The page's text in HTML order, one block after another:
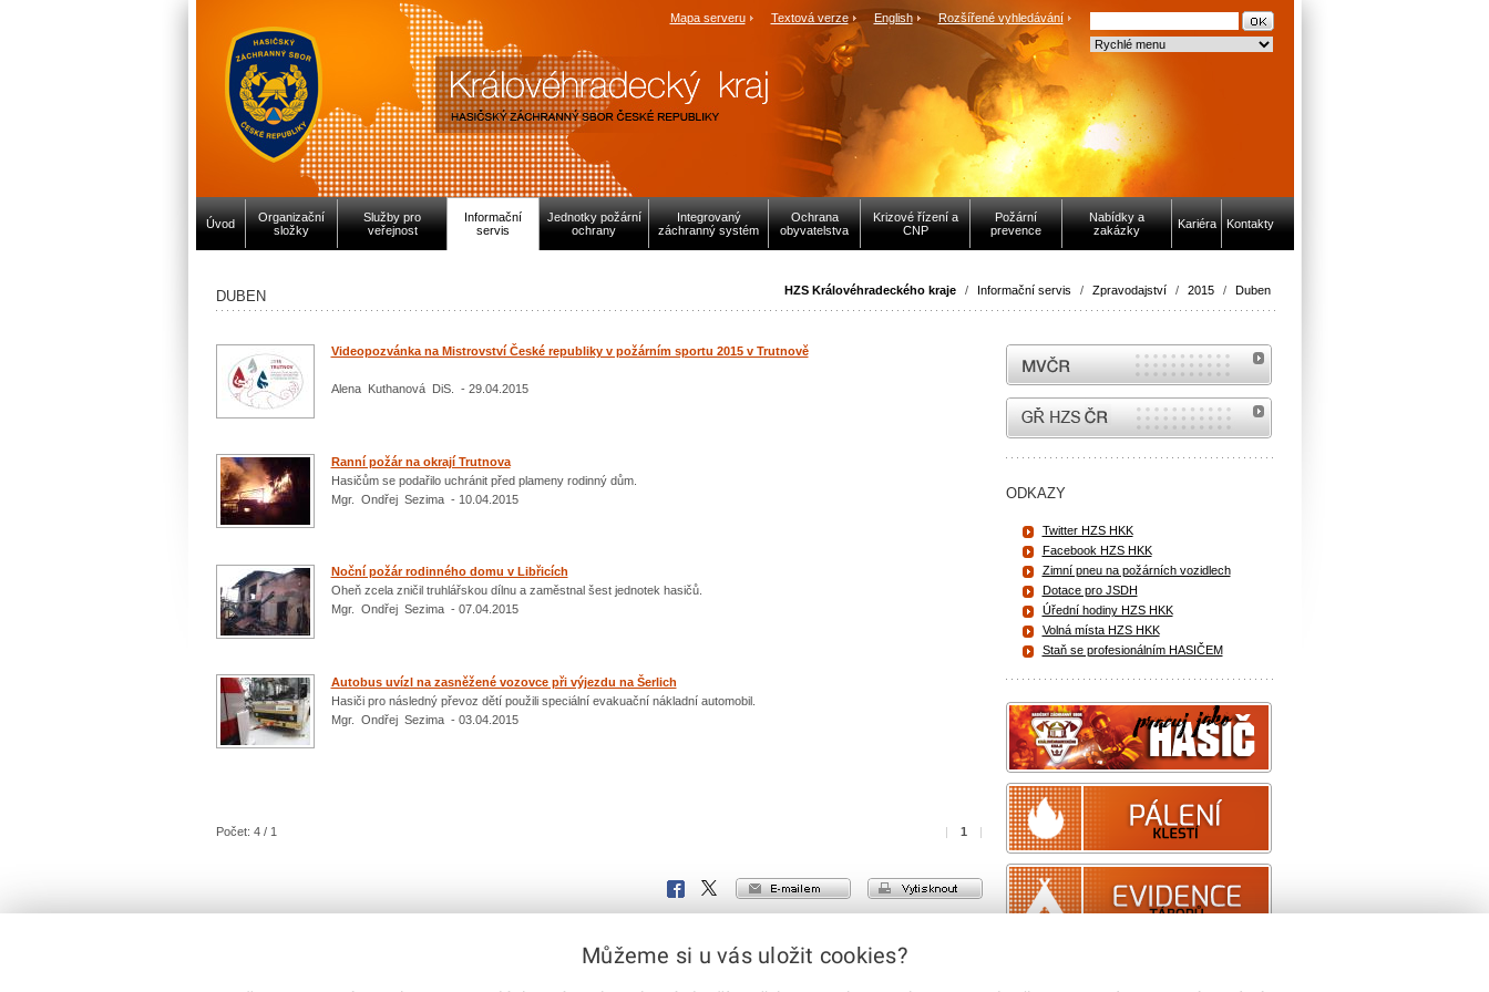
Mapa serveru Textová verze English Rozšířené vyhledávání
Úvod
Organizační
složky
Služby pro
veřejnost
Informační
servis
Jednotky požární
ochrany
Integrovaný
záchranný systém
Ochrana
obyvatelstva
Krizové řízení a
CNP
Požární
prevence
Nabídky a
zakázky
Kariéra Kontakty
HZS Královéhradeckého kraje / Informační servis / Zpravodajství / 2015 / Duben
DUBEN
Videopozvánka na Mistrovství České republiky v požárním sportu 2015 v Trutnově
Alena Kuthanová DiS. - 29.04.2015
Ranní požár na okrají Trutnova
Hasičům se podařilo uchránit před plameny rodinný dům.
Mgr. Ondřej Sezima - 10.04.2015
Noční požár rodinného domu v Libřicích
Oheň zcela zničil truhlářskou dílnu a zaměstnal šest jednotek hasičů.
Mgr. Ondřej Sezima - 07.04.2015
Autobus uvízl na zasněžené vozovce při výjezdu na Šerlich
Hasiči pro následný převoz dětí použili speciální evakuační nákladní automobil.
Mgr. Ondřej Sezima - 03.04.2015
Počet: 4 / 1 | 1 |
vytisknout
e-mailem
X
Facebook
MVČR
internetové stránky Hasiči ČR
ODKAZY
Twitter HZS HKK
Facebook HZS HKK
Zimní pneu na požárních vozidlech
Dotace pro JSDH
Úřední hodiny HZS HKK
Volná místa HZS HKK
Staň se profesionálním HASIČEM
Můžeme si u vás uložit cookies?